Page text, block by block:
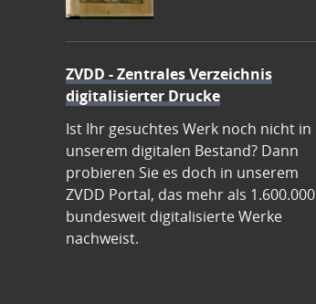
ZVDD - Zentrales Verzeichnis
digitalisierter Drucke
Ist Ihr gesuchtes Werk noch nicht in
unserem digitalen Bestand? Dann
probieren Sie es doch in unserem
ZVDD Portal, das mehr als 1.600.000
bundesweit digitalisierte Werke
nachweist.